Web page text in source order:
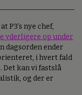
P3’s nye chef,
yderligere op under
dagsorden ender
i hvert fald
Det kan vi fastslå
og der er